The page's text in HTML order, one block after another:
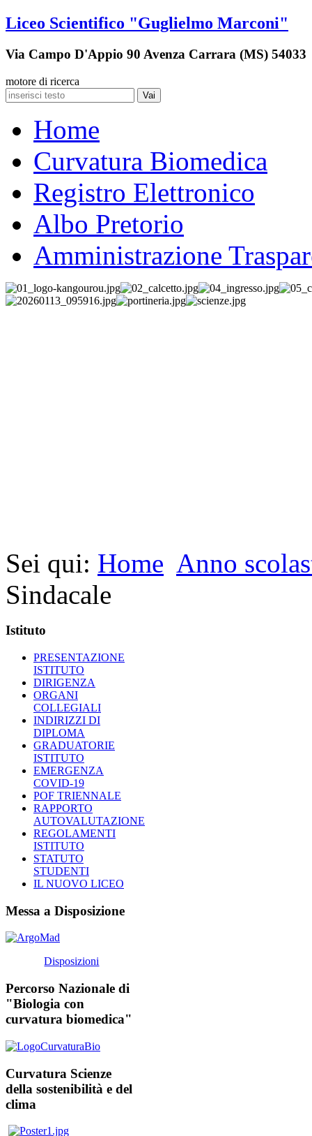
Liceo Scientifico "Guglielmo Marconi"
Via Campo D'Appio 90 Avenza Carrara (MS) 54033
motore di ricerca
Vai
Home
Curvatura Biomedica
Registro Elettronico
Albo Pretorio
Amministrazione
Sei qui: Home Anno
Sindacale
Istituto
PRESENTAZIONE
ISTITUTO
DIRIGENZA
ORGANI
COLLEGIALI
INDIRIZZI DI
DIPLOMA
GRADUATORIE
ISTITUTO
EMERGENZA
COVID-19
POF TRIENNALE
RAPPORTO
AUTOVALUTAZIONE
REGOLAMENTI
ISTITUTO
STATUTO
STUDENTI
IL NUOVO LICEO
Messa a Disposizione
Disposizioni
Percorso Nazionale di
"Biologia con
curvatura biomedica"
Curvatura Scienze
della sostenibilità e del
clima